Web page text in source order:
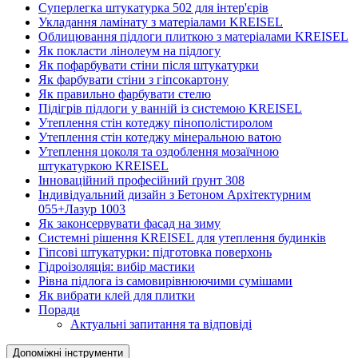
Суперлегка штукатурка 502 для інтер'єрів
Укладання ламінату з матеріалами KREISEL
Облицювання підлоги плиткою з матеріалами KREISEL
Як покласти лінолеум на підлогу
Як пофарбувати стіни після штукатурки
Як фарбувати стіни з гіпсокартону
Як правильно фарбувати стелю
Підігрів підлоги у ванній із системою KREISEL
Утеплення стін котеджу пінополістиролом
Утеплення стін котеджу мінеральною ватою
Утеплення цоколя та оздоблення мозаїчною
штукатуркою KREISEL
Інноваційний професійний ґрунт 308
Індивідуальний дизайн з Бетоном Архітектурним
055+Лазур 1003
Як законсервувати фасад на зиму
Системні рішення KREISEL для утеплення будинків
Гіпсові штукатурки: підготовка поверхонь
Гідроізоляція: вибір мастики
Рівна підлога із самовирівнюючими сумішами
Як вибрати клей для плитки
Поради
Актуальні запитання та відповіді
Допоміжні інструменти